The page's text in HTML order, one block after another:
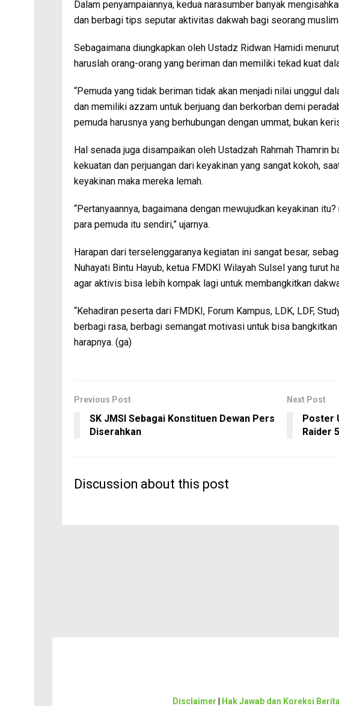
Dalam penyampaiannya, kedua narasumber banyak
dan berbagi tips seputar aktivitas dakwah bagi seorang
Sebagaimana diungkapkan oleh Ustadz Ridwan Hamidi
haruslah orang-orang yang beriman dan memiliki tekad kuat
“Pemuda yang tidak beriman tidak akan menjadi nilai unggul
dan memiliki azzam untuk berjuang dan berkorban demi
pemuda harusnya yang berhubungan dengan ummat, bukan
Hal senada juga disampaikan oleh Ustadzah Rahmah Thamrin
kekuatan dan perjuangan dari keyakinan yang sangat kokoh,
keyakinan maka mereka lemah.
“Pertanyaannya, bagaimana dengan mewujudkan keyakinan
para pemuda itu sendiri,” ujarnya.
Harapan dari terselenggaranya kegiatan ini sangat besar,
Nuhayati Bintu Hayub, ketua FMDKI Wilayah Sulsel yang turut
agar aktivis bisa lebih kompak lagi untuk membangkitkan
“Kehadiran peserta dari FMDKI, Forum Kampus, LDK, LDF,
berbagi rasa, berbagi semangat motivasi untuk bisa
harapnya. (ga)
Previous Post
SK JMSI Sebagai Konstituen Dewan Pers
Diserahkan
Next Post
Poster
Raider
Discussion about this post
Disclaimer Hak Jawab dan Koreksi Berita